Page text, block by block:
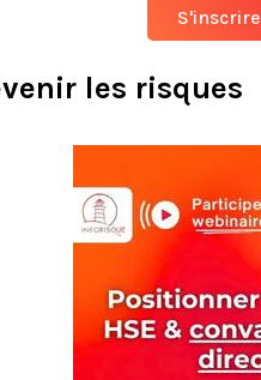
les risques